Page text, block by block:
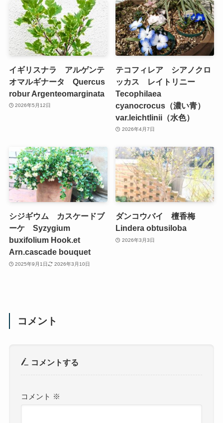
イギリスナラ アルゲンテ
オマルギナータ Quercus
robur Argenteomarginata
2026年5月12日
テコフィレア シアノクロ
ッカス レイトリニー
Tecophilaea
cyanocrocus（濃い青）
var.leichtlinii（水色）
2026年4月7日
シジギウム カスケードブ
ーケ Syzygium
buxifolium Hook.et
Arn.cascade bouquet
2025年9月1日 2026年3月10日
ダンコウバイ 檀香梅
Lindera obtusiloba
2026年3月3日
コメント
コメントする
コメント ※